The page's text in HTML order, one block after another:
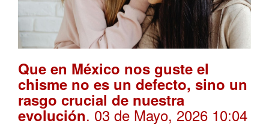
Que en México nos guste el
chisme no es un defecto, sino un
rasgo crucial de nuestra
evolución. 03 de Mayo, 2026 10:04